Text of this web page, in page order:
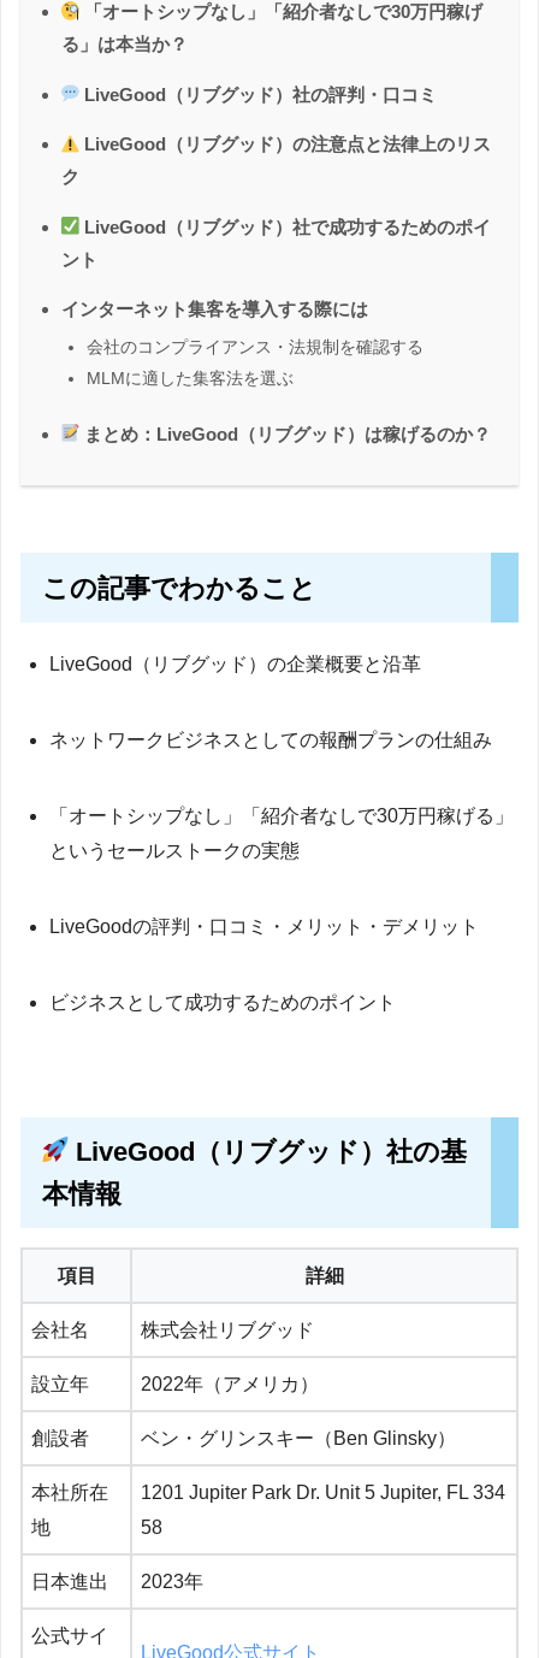
「オートシップなし」「紹介者なしで30万円稼げ
る」は本当か？
LiveGood（リブグッド）社の評判・口コミ
LiveGood（リブグッド）の注意点と法律上のリス
ク
LiveGood（リブグッド）社で成功するためのポイ
ント
インターネット集客を導入する際には
会社のコンプライアンス・法規制を確認する
MLMに適した集客法を選ぶ
まとめ：LiveGood（リブグッド）は稼げるのか？
この記事でわかること
LiveGood（リブグッド）の企業概要と沿革
ネットワークビジネスとしての報酬プランの仕組み
「オートシップなし」「紹介者なしで30万円稼げる」
というセールストークの実態
LiveGoodの評判・口コミ・メリット・デメリット
ビジネスとして成功するためのポイント
LiveGood（リブグッド）社の基
本情報
項目 詳細
会社名 株式会社リブグッド
設立年 2022年（アメリカ）
創設者 ベン・グリンスキー（Ben Glinsky）
本社所在
地
1201 Jupiter Park Dr. Unit 5 Jupiter, FL 334
58
日本進出 2023年
公式サイ
LiveGood公式サイト